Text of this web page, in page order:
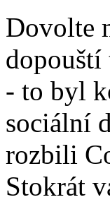
Dovolte
- to byl
sociální
rozbili
Stokrát